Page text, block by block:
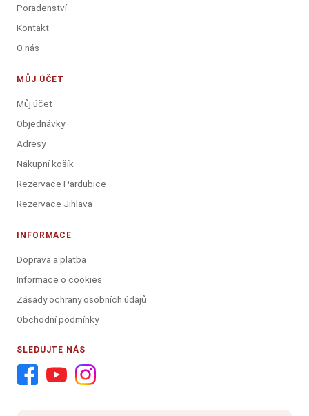
Poradenství
Kontakt
O nás
MŮJ ÚČET
Můj účet
Objednávky
Adresy
Nákupní košík
Rezervace Pardubice
Rezervace Jihlava
INFORMACE
Doprava a platba
Informace o cookies
Zásady ochrany osobních údajů
Obchodní podmínky
SLEDUJTE NÁS